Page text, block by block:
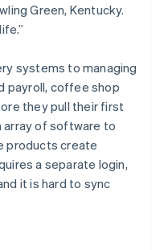
งพื้นฐานระบบเศรษฐกิจสำหรับ
Green, Kentucky.
systems to managing
payroll, coffee shop
they pull their first
array of software to
products create
a separate login,
it is hard to sync